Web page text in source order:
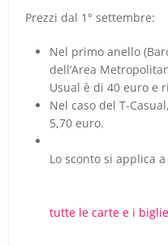
Prezzi dal 1° settembre:
Nel primo anello
dell’Area
Usual è di 40 euro e
Nel caso del T-
5,70 euro.
Lo sconto si applica a
tutte le carte e i